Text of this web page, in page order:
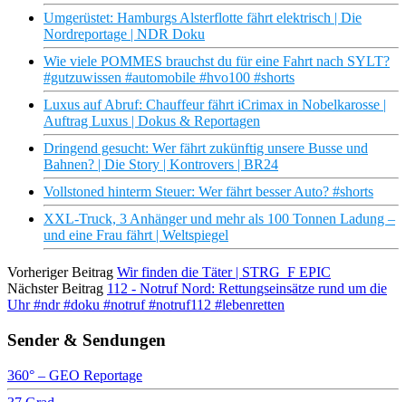
Umgerüstet: Hamburgs Alsterflotte fährt elektrisch | Die
Nordreportage | NDR Doku
Wie viele POMMES brauchst du für eine Fahrt nach SYLT?
#gutzuwissen #automobile #hvo100 #shorts
Luxus auf Abruf: Chauffeur fährt iCrimax in Nobelkarosse |
Auftrag Luxus | Dokus & Reportagen
Dringend gesucht: Wer fährt zukünftig unsere Busse und
Bahnen? | Die Story | Kontrovers | BR24
Vollstoned hinterm Steuer: Wer fährt besser Auto? #shorts
XXL-Truck, 3 Anhänger und mehr als 100 Tonnen Ladung –
und eine Frau fährt | Weltspiegel
Vorheriger Beitrag Wir finden die Täter | STRG_F EPIC
Nächster Beitrag 112 - Notruf Nord: Rettungseinsätze rund um die
Uhr #ndr #doku #notruf #notruf112 #lebenretten
Sender & Sendungen
360° – GEO Reportage